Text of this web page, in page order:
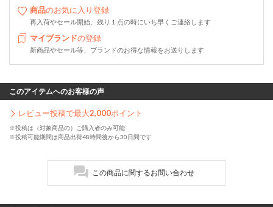
商品のお気に入り登録
再入荷やセール開始、残り１点の時にいち早くご連絡します
マイブランドの登録
新商品やセール等、ブランドのお得な情報をお送りします
このアイテムへのお客様の声
レビュー投稿で最大2,000ポイント
※投稿は（対象商品の）ご購入者のみ可能
※投稿可能期間は商品出荷48時間後から30日間です
この商品に関するお問い合わせ